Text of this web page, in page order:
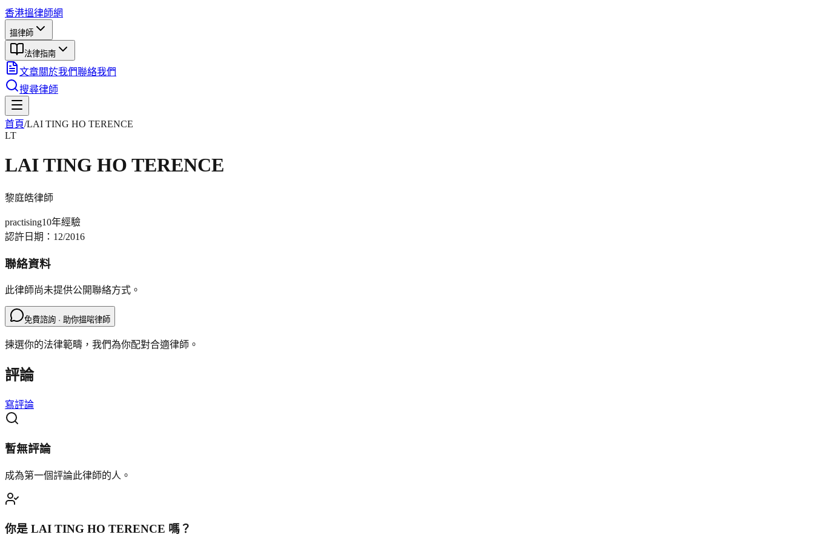
香港搵律師網
搵律師
法律指南
文章關於我們聯絡我們
搜尋律師
首頁/LAI TING HO TERENCE
LT
LAI TING HO TERENCE
黎庭皓律師
practising10年經驗
認許日期： 12/2016
聯絡資料
此律師尚未提供公開聯絡方式。
免費諮詢 · 助你搵啱律師
揀選你的法律範疇，我們為你配對合適律師。
評論
寫評論
暫無評論
成為第一個評論此律師的人。
你是 LAI TING HO TERENCE 嗎？